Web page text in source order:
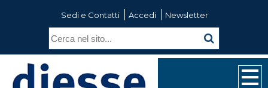
Sedi e Contatti Accedi Newsletter